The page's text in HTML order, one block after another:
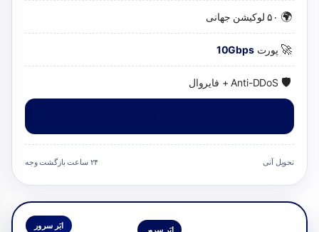
🌍 ۵۰ لوکیشن جهانی
🚀 پورت10Gbps
🛡️ Anti-DDoS + فایروال
تحویل آنی ۲۴ ساعت بازگشت وجه
ابَر سرور ابَر سرور